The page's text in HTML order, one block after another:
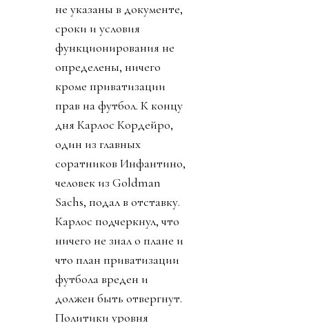
не указаны в документе,
сроки и условия
функционирования не
определены, ничего
кроме приватизации
прав на футбол. К концу
дня Карлос Кордейро,
один из главных
соратников Инфантино,
человек из Goldman
Sachs, подал в отставку.
Карлос подчеркнул, что
ничего не знал о плане и
что план приватизации
футбола вреден и
должен быть отвергнут.
Политики уровня